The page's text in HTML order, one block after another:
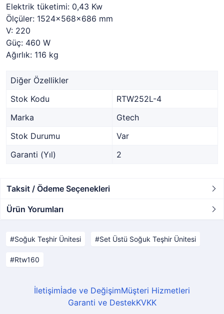
Elektrik tüketimi: 0,43 Kw
Ölçüler: 1524x568x686 mm
V: 220
Güç: 460 W
Ağırlık: 116 kg
Diğer Özellikler
Stok Kodu
RTW252L-4
Marka
Gtech
Stok Durumu
Var
Garanti (Yıl)
2
Taksit / Ödeme Seçenekleri
Ürün Yorumları
Soğuk Teşhir Ünitesi Set Üstü Soğuk Teşhir Ünitesi
Rtw160
İletişimİade ve DeğişimMüşteri Hizmetleri
Garanti ve DestekKVKK